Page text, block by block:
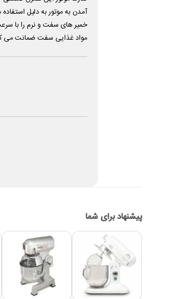
خمیر های سفت و نرم را با
مواد غذایی سفت ضمانت می
پیشنهاد برای شما